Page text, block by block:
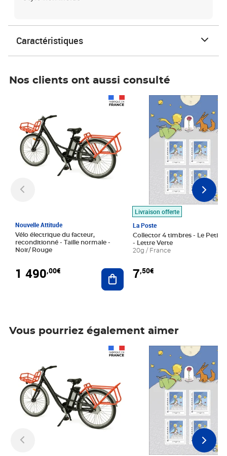
Caractéristiques
Nos clients ont aussi consulté
Nouvelle Attitude
Vélo électrique du facteur,
reconditionné - Taille normale -
Noir/ Rouge
1 490,00€ Ajouter au panier
Livraison offerte
La Poste
Collector 4 timbres - Le Petit
- Lettre Verte
20g / France
7,50€
Prix 7,50€
Vous pourriez également aimer
Prix 7,50€